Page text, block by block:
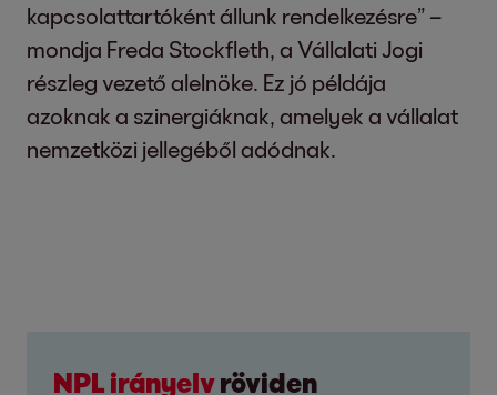
kapcsolattartóként állunk rendelkezésre” –
mondja Freda Stockfleth, a Vállalati Jogi
részleg vezető alelnöke. Ez jó példája
azoknak a szinergiáknak, amelyek a vállalat
nemzetközi jellegéből adódnak.
NPL irányelvröviden